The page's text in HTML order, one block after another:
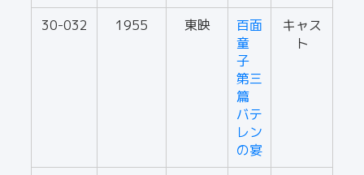
30-032 1955 東映
百面
童
子
第三
篇
バテ
レン
の宴
キャス
ト